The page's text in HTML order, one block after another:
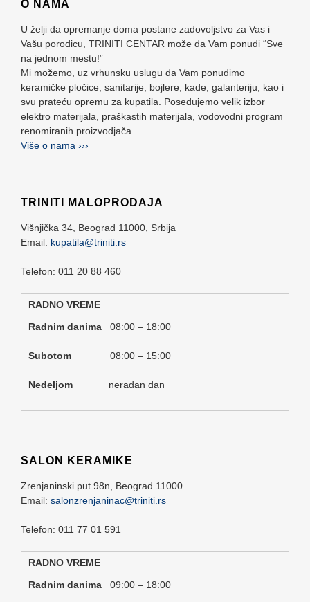
O NAMA
U želji da opremanje doma postane zadovoljstvo za Vas i
Vašu porodicu, TRINITI CENTAR može da Vam ponudi “Sve
na jednom mestu!”
Mi možemo, uz vrhunsku uslugu da Vam ponudimo
keramičke pločice, sanitarije, bojlere, kade, galanteriju, kao i
svu prateću opremu za kupatila. Posedujemo velik izbor
elektro materijala, praškastih materijala, vodovodni program
renomiranih proizvodjača.
Više o nama ›››
TRINITI MALOPRODAJA
Višnjička 34, Beograd 11000, Srbija
Email: kupatila@triniti.rs
Telefon: 011 20 88 460
RADNO VREME
Radnim danima 08:00 – 18:00
Subotom 08:00 – 15:00
Nedeljom neradan dan
SALON KERAMIKE
Zrenjaninski put 98n, Beograd 11000
Email: salonzrenjaninac@triniti.rs
Telefon: 011 77 01 591
RADNO VREME
Radnim danima 09:00 – 18:00